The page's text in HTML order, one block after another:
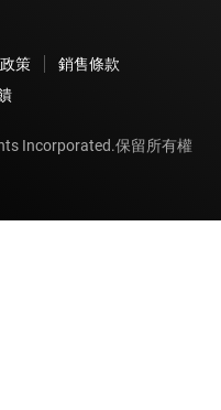
策
銷售條款
Incorporated.保留所有權